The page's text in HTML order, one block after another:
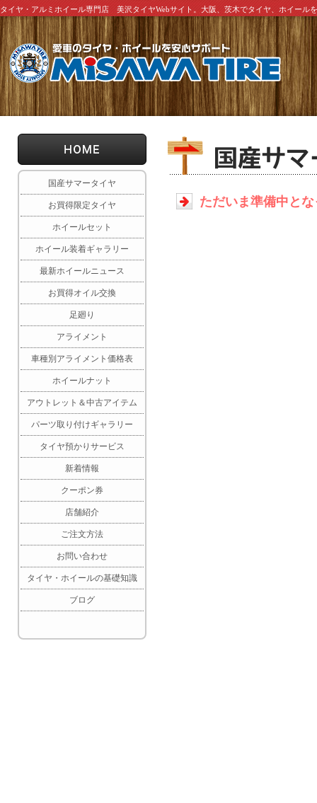
タイヤ・アルミホイール専門店 美沢タイヤWebサイト。大阪、茨木でタイヤ、ホイール
国産サマータイヤ
お買得限定タイヤ
ホイールセット
ホイール装着ギャラリー
最新ホイールニュース
お買得オイル交換
足廻り
アライメント
車種別アライメント価格表
ホイールナット
アウトレット＆中古アイテム
パーツ取り付けギャラリー
タイヤ預かりサービス
新着情報
クーポン券
店舗紹介
ご注文方法
お問い合わせ
タイヤ・ホイールの基礎知識
ブログ
ただいま準備中と